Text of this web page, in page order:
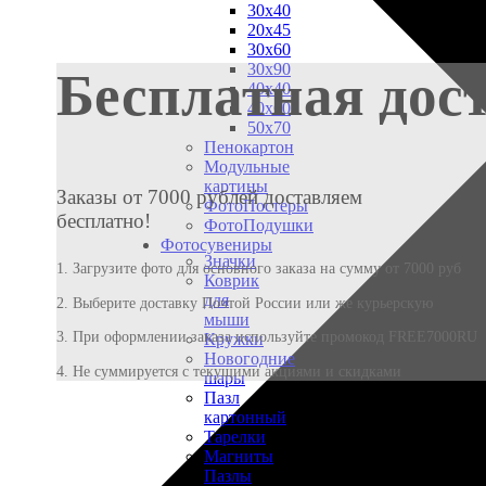
30х40
20х45
30х60
30х90
40х40
40х60
50х70
Пенокартон
Модульные
картины
ФотоПостеры
ФотоПодушки
Фотоcувениры
Значки
Коврик
для
мыши
Кружки
Новогодние
шары
Пазл
картонный
Тарелки
Магниты
Пазлы
Бесплатная
Заказы от 7000 рублей доставляем
бесплатно!
1. Загрузите фото для основного заказа на сумму от 7000 руб
2. Выберите доставку Почтой России или же курьерскую
3. При оформлении заказа используйте промокод FREE7000RU
4. Не суммируется с текущими акциями и скидками